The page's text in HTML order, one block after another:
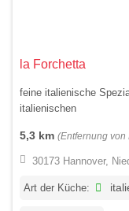
la Forchetta
feine italienische
italienischen
5,3 km (Entfernung von
30173 Hannover,
Art der Küche: